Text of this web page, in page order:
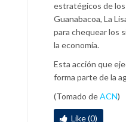
estratégicos de los
Guanabacoa, La
para chequear los
la economía.
Esta acción que
forma parte de la
(Tomado deACN)
Like (0)